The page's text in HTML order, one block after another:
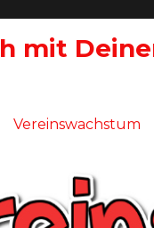
mit
Vereinswachstum